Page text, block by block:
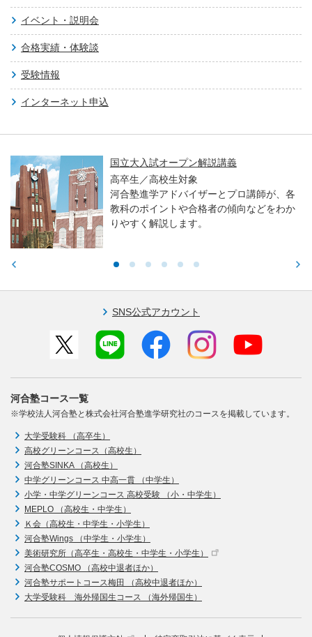
イベント・説明会
合格実績・体験談
受験情報
インターネット申込
国立大入試オープン解説講義
高卒生／高校生対象
河合塾進学アドバイザーとプロ講師が、各
教科のポイントや合格者の傾向などをわか
りやすく解説します。
SNS公式アカウント
河合塾コース一覧
※学校法人河合塾と株式会社河合塾進学研究社のコースを掲載しています。
大学受験科 （高卒生）
高校グリーンコース（高校生）
河合塾SINKA （高校生）
中学グリーンコース 中高一貫 （中学生）
小学・中学グリーンコース 高校受験 （小・中学生）
MEPLO （高校生・中学生）
Ｋ会（高校生・中学生・小学生）
河合塾Wings （中学生・小学生）
美術研究所（高卒生・高校生・中学生・小学生）
河合塾COSMO （高校中退者ほか）
河合塾サポートコース梅田 （高校中退者ほか）
大学受験科 海外帰国生コース （海外帰国生）